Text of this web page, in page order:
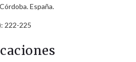
España.
222-225